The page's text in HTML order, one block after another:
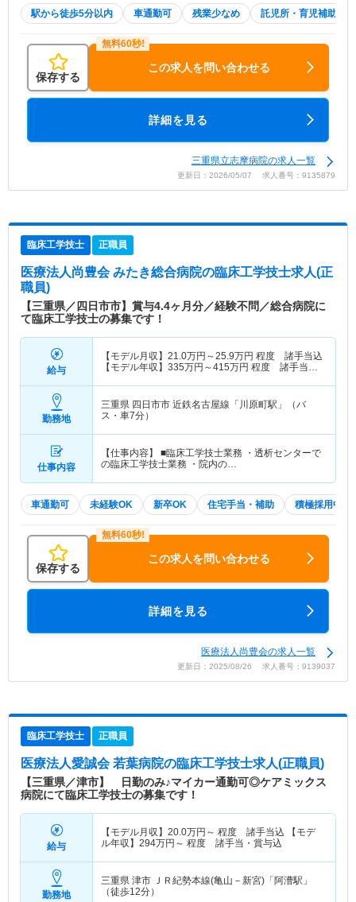
駅から徒歩5分以内 車通勤可 残業少なめ 託児所・育児補助
保存する
この求人を問い合わせる
詳細を見る
三重県立志摩病院の求人一覧
更新日：2026/05/07 求人番号：9135879
臨床工学技士 正職員
医療法人尚豊会 みたき総合病院の臨床工学技士求人(正
職員)
【三重県／四日市市】賞与4.4ヶ月分／経験不問／総合病院に
て臨床工学技士の募集です！
給与
【モデル月収】 21.0万円～25.9万円 程度 諸手当込
【モデル年収】 335万円～415万円 程度 諸手当・
勤務地
三重県 四日市市 近鉄名古屋線「川原町駅」（バ
ス・車7分）
仕事内容
【仕事内容】 ■臨床工学技士業務 ・透析センターで
の臨床工学技士業務 ・院内の…
車通勤可 未経験OK 新卒OK 住宅手当・補助 積極採用中
保存する
この求人を問い合わせる
詳細を見る
医療法人尚豊会の求人一覧
更新日：2025/08/26 求人番号：9139037
臨床工学技士 正職員
医療法人愛誠会 若葉病院の臨床工学技士求人(正職員)
【三重県／津市】 日勤のみ♪マイカー通勤可◎ケアミックス
病院にて臨床工学技士の募集です！
給与
【モデル月収】 20.0万円～ 程度 諸手当込 【モデ
ル年収】 294万円～ 程度 諸手当・賞与込
勤務地
三重県 津市 ＪＲ紀勢本線(亀山－新宮)「阿漕駅」
（徒歩12分）